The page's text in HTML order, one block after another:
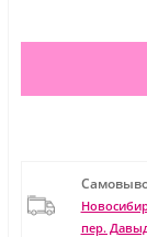
пер.